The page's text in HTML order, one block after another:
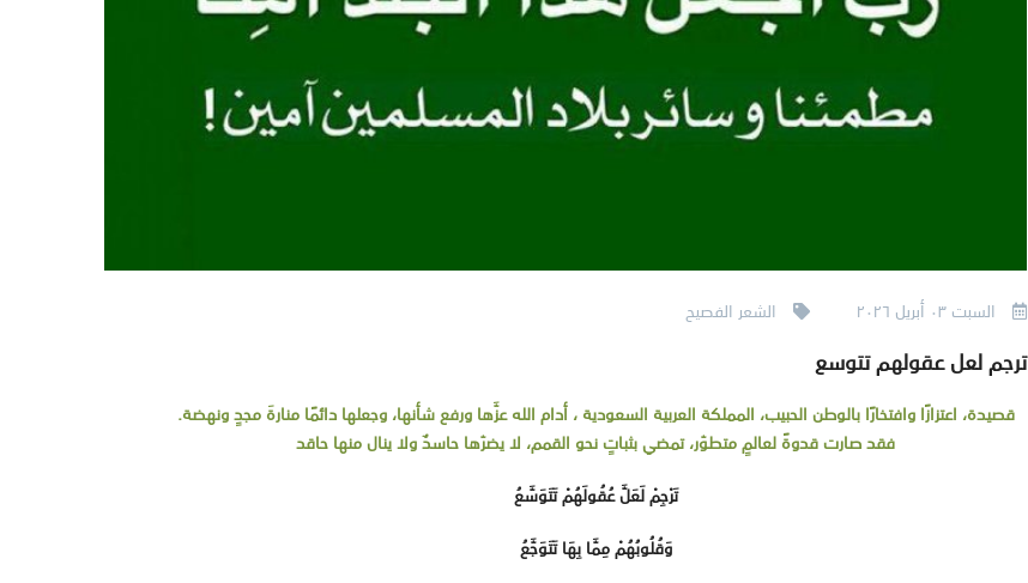
السبت ٠٣ أبريل ٢٠٢٦ الشعر الفصيح
ترجم لعل عقولهم تتوسع
قصيدة، اعتزازًا وافتخارًا بالوطن الحبيب، المملكة العربية السعودية ، أدام الله عزَّها ورفع شأنها، وجعلها دائمًا منارةَ مجدٍ ونهضة.
فقد صارت قدوةً لعالمٍ متطوّر، تمضي بثباتٍ نحو القمم، لا يضرّها حاسدٌ ولا ينال منها حاقد
تَرْجِمْ لَعَلَّ عُقُولَهُمْ تَتَوَسَّعُ
وَقُلُوبُهُمْ مِمَّا بِهَا تَتَوَجَّعُ